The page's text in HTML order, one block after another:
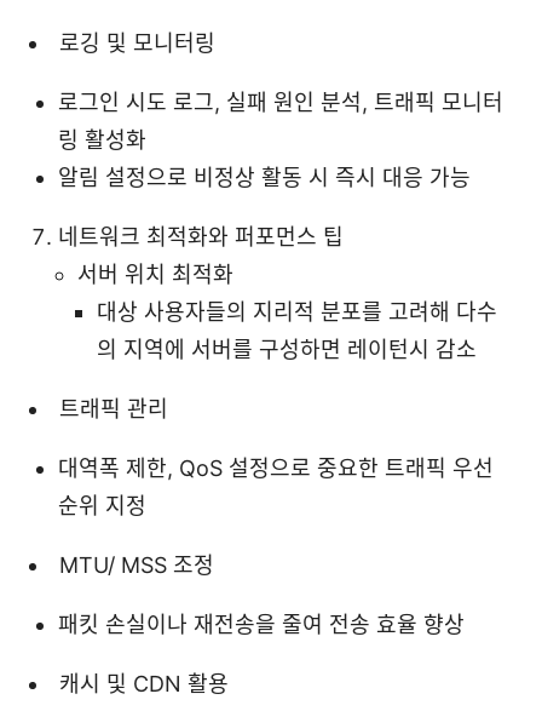
로깅 및 모니터링
로그인 시도 로그, 실패 원인 분석, 트래픽 모니터
링 활성화
알림 설정으로 비정상 활동 시 즉시 대응 가능
네트워크 최적화와 퍼포먼스 팁
서버 위치 최적화
대상 사용자들의 지리적 분포를 고려해 다수
의 지역에 서버를 구성하면 레이턴시 감소
트래픽 관리
대역폭 제한, QoS 설정으로 중요한 트래픽 우선
순위 지정
MTU/ MSS 조정
패킷 손실이나 재전송을 줄여 전송 효율 향상
캐시 및 CDN 활용